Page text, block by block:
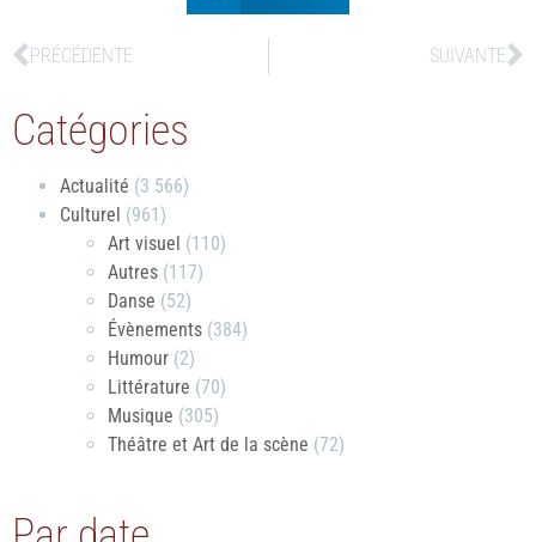
PRÉCÉDENTE SUIVANTE
Catégories
Actualité (3 566)
Culturel (961)
Art visuel (110)
Autres (117)
Danse (52)
Évènements (384)
Humour (2)
Littérature (70)
Musique (305)
Théâtre et Art de la scène (72)